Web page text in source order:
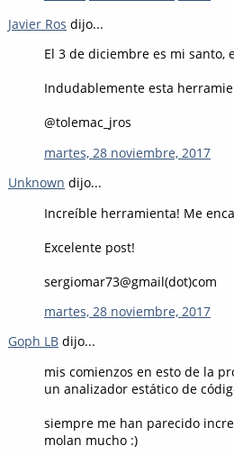
Javier Ros dijo...
El 3 de diciembre es mi santo,
Indudablemente esta
@tolemac_jros
martes, 28 noviembre, 2017
Unknown dijo...
Increíble herramienta! Me
Excelente post!
sergiomar73@gmail(dot)com
martes, 28 noviembre, 2017
Goph LB dijo...
mis comienzos en esto de la
un analizador estático de
siempre me han parecido
molan mucho :)